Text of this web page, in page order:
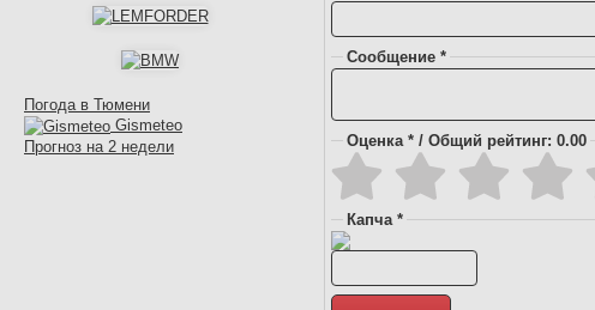
Погода в Тюмени
Gismeteo
Прогноз на 2 недели
Сообщение *
Оценка * / Общий рейтинг: 0.00
Капча *